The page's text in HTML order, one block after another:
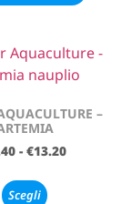
–
- €13.20
Scegli